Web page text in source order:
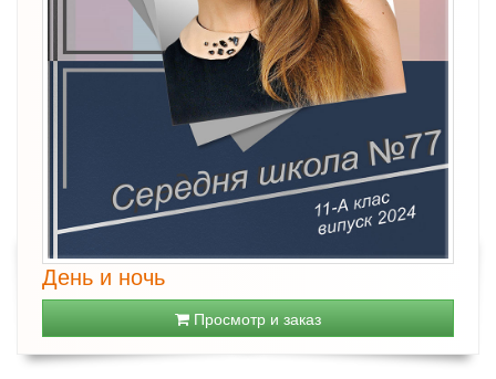
День и ночь
Просмотр и заказ